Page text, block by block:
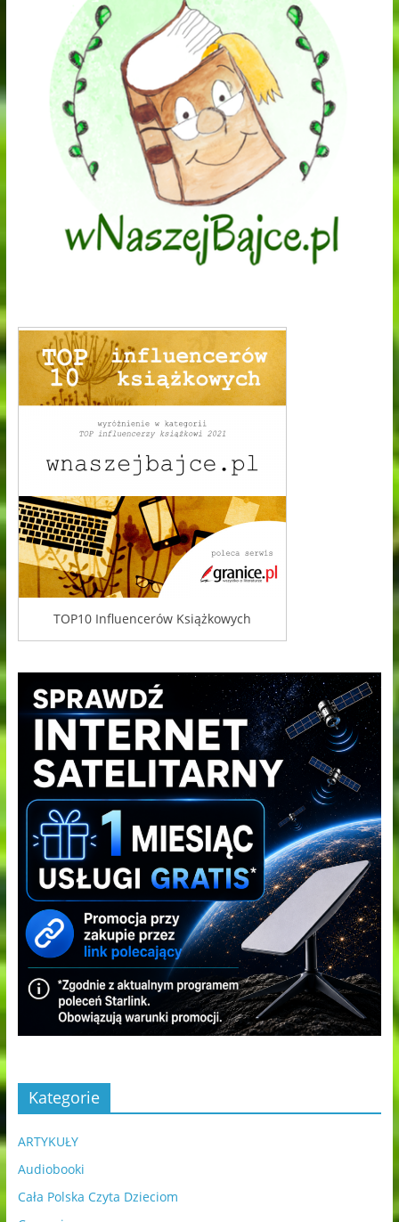
TOP10 Influencerów Książkowych
Kategorie
ARTYKUŁY
Audiobooki
Cała Polska Czyta Dzieciom